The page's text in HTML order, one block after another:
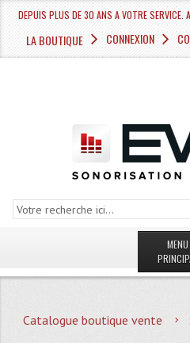
DEPUIS PLUS DE 30 ANS A VOTRE
LA BOUTIQUE CONNEXION
MENU
Catalogue boutique vente